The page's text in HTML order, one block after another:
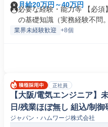
月給20万円～40万円
必要な経験・能力等 【必須
の基礎知識（実務経験不問
業界未経験歓迎 +8個
正社員
【大阪/電気エンジニア】
日/残業ほぼ無し 組込/制御
ジャパン・ハムワージ株式会社